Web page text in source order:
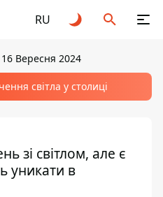
RU
Вересня 2024
світла у столиці
зі світлом, але є
уникати в